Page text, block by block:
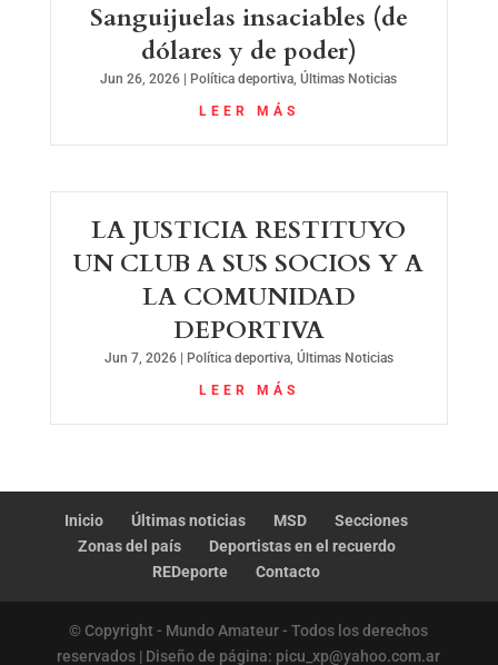
Sanguijuelas insaciables (de
dólares y de poder)
Jun 26, 2026 Política deportiva,Últimas Noticias
LEER MÁS
LA JUSTICIA RESTITUYO
UN CLUB A SUS SOCIOS Y A
LA COMUNIDAD
DEPORTIVA
Jun 7, 2026| Política deportiva, Últimas Noticias
LEER MÁS
Inicio Últimas noticias MSD
Secciones
Zonas del país
Deportistas en el recuerdo
REDeporte
Contacto
© Copyright - Mundo Amateur - Todos los derechos
reservados | Diseño de página: picu_xp@yahoo.com.ar